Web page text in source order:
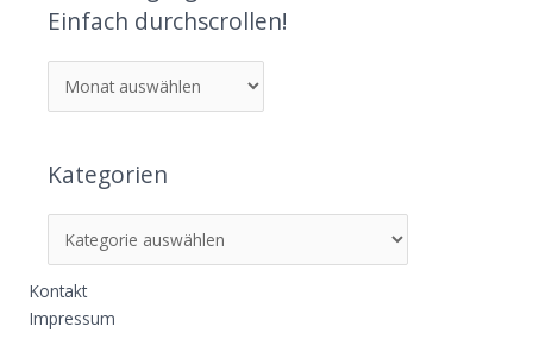
Einfach durchscrollen!
Kategorien
Kontakt
Impressum